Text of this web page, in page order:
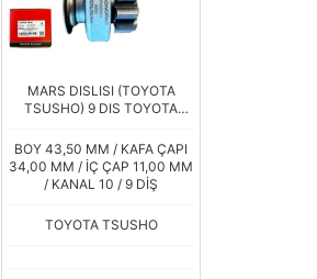
MARS DISLISI (TOYOTA
TSUSHO) 9 DIS TOYOTA
1.4 D-4D
BOY 43,50 MM / KAFA ÇAPI
34,00 MM / İÇ ÇAP 11,00 MM
/ KANAL 10 / 9 DİŞ
TOYOTA TSUSHO